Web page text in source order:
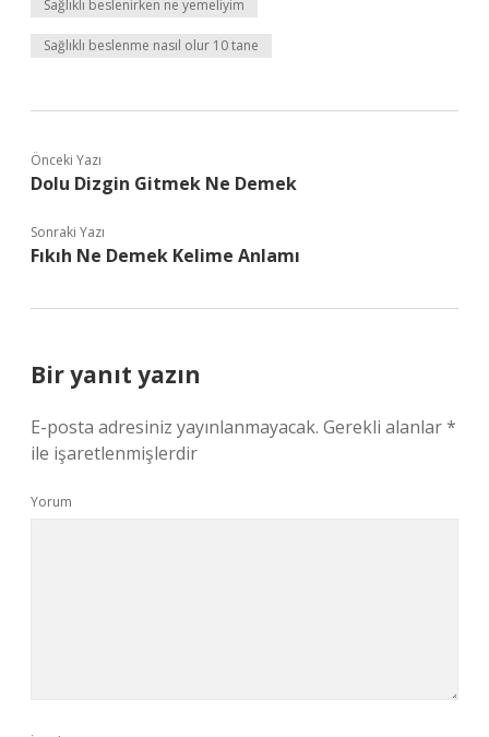
Sağlıklı beslenirken ne yemeliyim
Sağlıklı beslenme nasıl olur 10 tane
Önceki Yazı
Dolu Dizgin Gitmek Ne Demek
Sonraki Yazı
Fıkıh Ne Demek Kelime Anlamı
Bir yanıt yazın
E-posta adresiniz yayınlanmayacak. Gerekli alanlar*
ile işaretlenmişlerdir
Yorum